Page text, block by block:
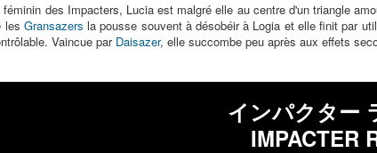
féminin des Impacters, Lucia est malgré elle au centre d'un triangle
les Gransazers la pousse souvent à désobéir à Logia et elle finit par
Vaincue par Daisazer, elle succombe peu après aux effets
インパクター
IMPACTER